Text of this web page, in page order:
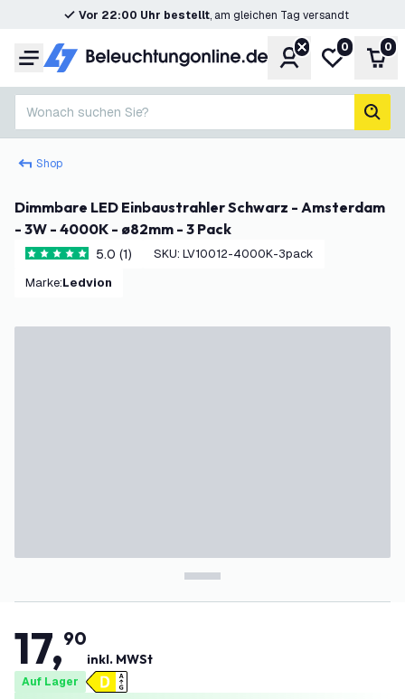
Vor 22:00 Uhr bestellt, am gleichen Tag versandt
Menü KontoMeine
0 0
Wonach suchen Sie?
Shop
Dimmbare LED Einbaustrahler Schwarz - Amsterdam
- 3W - 4000K - ø82mm - 3 Pack
5 Bewertungssterne
5.0 (1) SKU: LV10012-4000K-3pack
Marke: Ledvion
17,90
inkl. MWSt
Auf Lager